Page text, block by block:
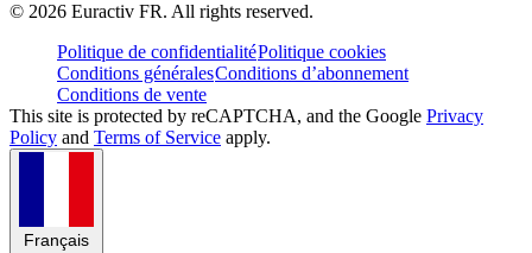
© 2026 Euractiv FR. All rights reserved.
Politique de confidentialitéPolitique cookies
Conditions généralesConditions d’abonnement
Conditions de vente
This site is protected by reCAPTCHA, and the Google Privacy
Policy and Terms of Service apply.
Français